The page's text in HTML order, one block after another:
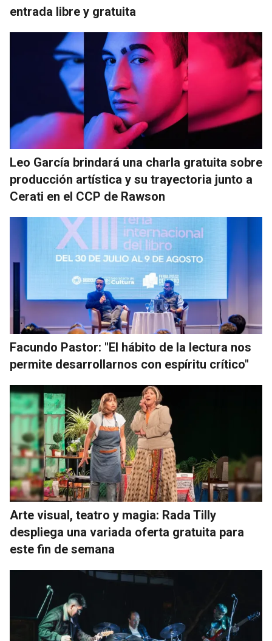
entrada libre y gratuita
Leo García brindará una charla gratuita sobre
producción artística y su trayectoria junto a
Cerati en el CCP de Rawson
Facundo Pastor: "El hábito de la lectura nos
permite desarrollarnos con espíritu crítico"
Arte visual, teatro y magia: Rada Tilly
despliega una variada oferta gratuita para
este fin de semana